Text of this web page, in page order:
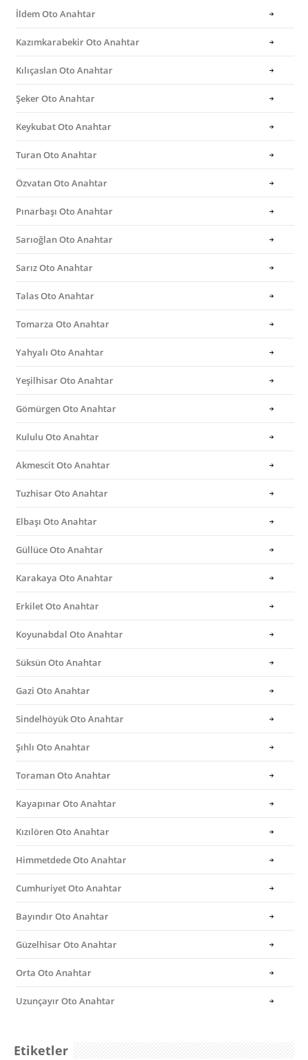
İldem Oto Anahtar
Kazımkarabekir Oto Anahtar
Kılıçaslan Oto Anahtar
Şeker Oto Anahtar
Keykubat Oto Anahtar
Turan Oto Anahtar
Özvatan Oto Anahtar
Pınarbaşı Oto Anahtar
Sarıoğlan Oto Anahtar
Sarız Oto Anahtar
Talas Oto Anahtar
Tomarza Oto Anahtar
Yahyalı Oto Anahtar
Yeşilhisar Oto Anahtar
Gömürgen Oto Anahtar
Kululu Oto Anahtar
Akmescit Oto Anahtar
Tuzhisar Oto Anahtar
Elbaşı Oto Anahtar
Güllüce Oto Anahtar
Karakaya Oto Anahtar
Erkilet Oto Anahtar
Koyunabdal Oto Anahtar
Süksün Oto Anahtar
Gazi Oto Anahtar
Sindelhöyük Oto Anahtar
Şıhlı Oto Anahtar
Toraman Oto Anahtar
Kayapınar Oto Anahtar
Kızılören Oto Anahtar
Himmetdede Oto Anahtar
Cumhuriyet Oto Anahtar
Bayındır Oto Anahtar
Güzelhisar Oto Anahtar
Orta Oto Anahtar
Uzunçayır Oto Anahtar
Etiketler